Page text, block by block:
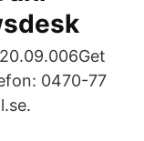
0470-77